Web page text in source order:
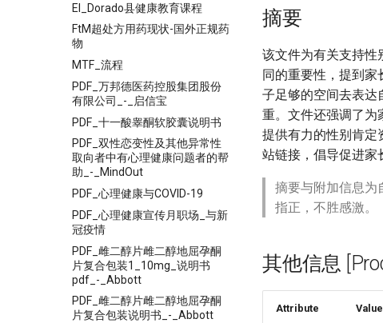
El_Dorado县健康教育课程
FtM超处方用药现状-国外正规药
物
MTF_流程
PDF_万邦德医药控股集团股份
有限公司_-_启信宝
PDF_十一酸睾酮软胶囊说明书
PDF_双性恋变性及其他异常性
取向者中有心理健康问题者的帮
助_-_MindOut
PDF_心理健康与COVID-19
PDF_心理健康宣传月职场_与新
冠疫情
PDF_雌二醇片雌二醇地屈孕酮
片复合包装1_10mg_说明书
pdf_-_Abbott
PDF_雌二醇片雌二醇地屈孕酮
片复合包装说明书_-_Abbott
摘要
该文件为有关支持性
同的重要性，提到
子足够的空间去表达
重。文件还强调了为
提供有力的性别肯定
站链接，倡导促进家
摘要与附加信息为
指正，不胜感激。
其他信息
Attribute Value